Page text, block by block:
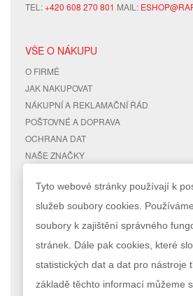
TEL:+420 608 270 801 MAIL:
VŠE O NÁKUPU
O FIRMĚ
JAK NAKUPOVAT
NÁKUPNÍ A REKLAMAČNÍ ŘÁD
POŠTOVNÉ A DOPRAVA
OCHRANA DAT
NAŠE ZNAČKY
RYCHLÉ ODKAZY
MAPA STRÁNEK
VYHLEDÁVANÉ TERMÍNY
POKROČILÉ VYHLEDÁVÁNÍ
ÚČET
MŮJ
STAV
Tyto webové stránky používají k
služeb soubory cookies.
soubory k zajištění správného
stránek. Dále pak cookies, které
statistických dat a dat pro nástroje
základě těchto informací můžeme